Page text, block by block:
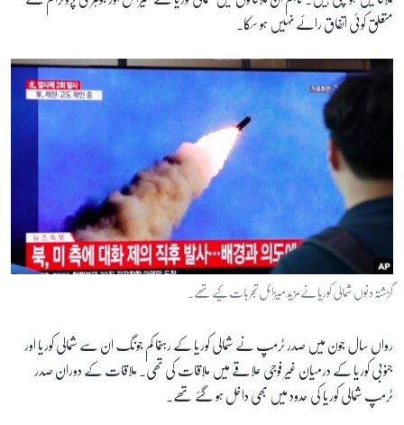
زبان
متعلق کوئی اتفاق رائے نہیں ہو سکا۔
گزشتہ دنوں شمالی کوریا نے مزید میزائل تجربات کیے تھے۔
رواں سال جون میں صدر ٹرمپ نے شمالی کوریا کے رہنما کم جونگ ان سے شمالی کوریا اور
جنوبی کوریا کے درمیان غیر فوجی علاقے میں ملاقات کی تھی۔ ملاقات کے دوران صدر
ٹرمپ شمالی کوریا کی حدود میں بھی داخل ہو گئے تھے۔